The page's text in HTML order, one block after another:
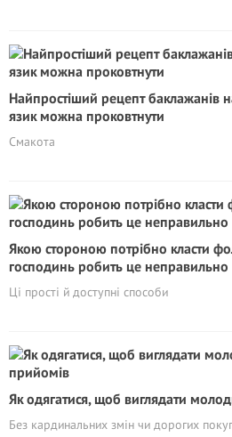
Найпростіший рецепт баклажанів
язик можна проковтнути
Смакота
Якою стороною потрібно класти
господинь робить це неправильно
Ці прості й доступні способи
Як одягатися, щоб виглядати
Без кардинальних змін чи дорогих